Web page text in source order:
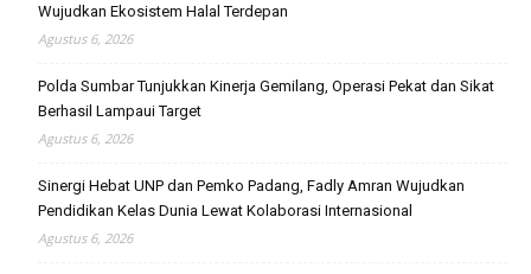
Wujudkan Ekosistem Halal Terdepan
Agustus 6, 2026
Polda Sumbar Tunjukkan Kinerja Gemilang, Operasi Pekat dan Sikat
Berhasil Lampaui Target
Agustus 6, 2026
Sinergi Hebat UNP dan Pemko Padang, Fadly Amran Wujudkan
Pendidikan Kelas Dunia Lewat Kolaborasi Internasional
Agustus 6, 2026